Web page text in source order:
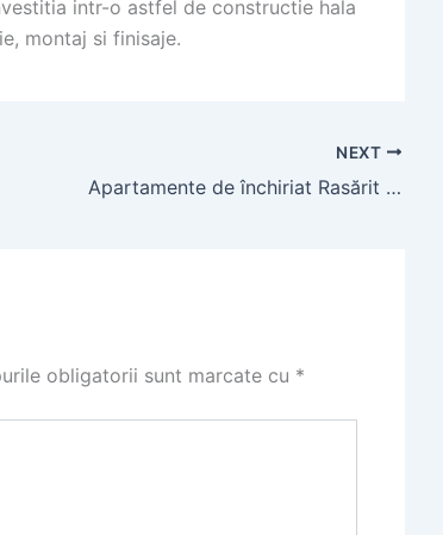
intr-o astfel de constructie hala
montaj si finisaje.
NEXT
Apartamente de închiriat Rasărit de Soare – Studiouri moderne
obligatorii sunt marcate cu *